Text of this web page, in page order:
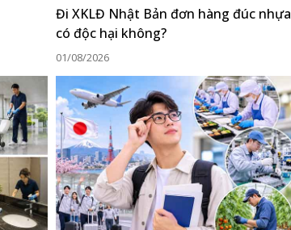
Đi XKLĐ Nhật Bản đơn hàng đúc nhựa
có độc hại không?
01/08/2026